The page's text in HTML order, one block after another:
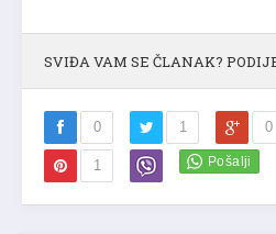
SVIĐA VAM SE ČLANAK?
0 1 0
1